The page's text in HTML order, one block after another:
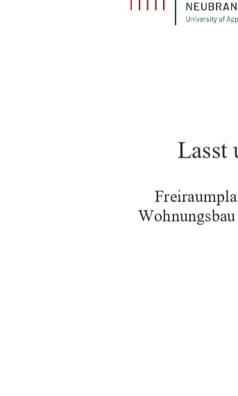
Lasst